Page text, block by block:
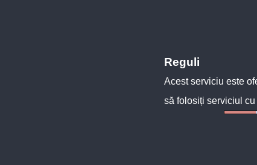
Reguli
Acest serviciu este
să folosiți serviciul